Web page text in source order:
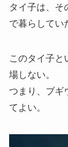
タイ子は、そ
で暮らしてい
このタイ子と
場しない。
つまり、ブギ
てよい。